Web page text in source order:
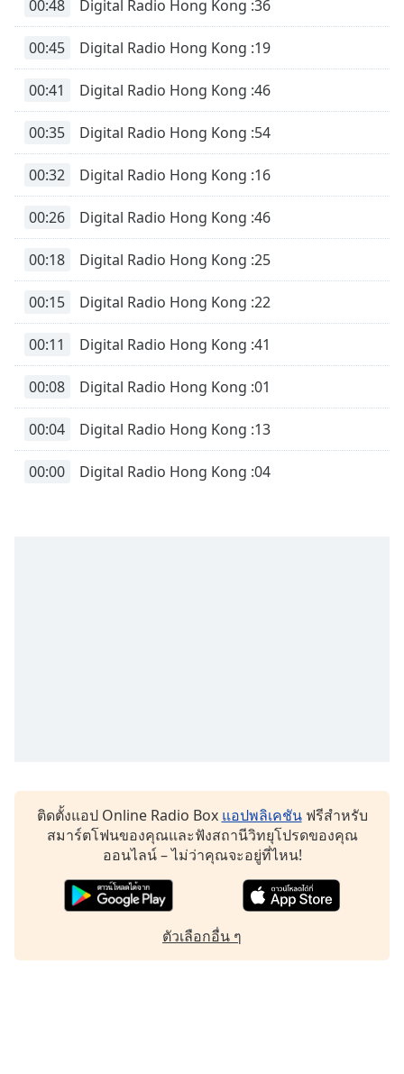
00:48 Digital Radio Hong Kong :36
00:45 Digital Radio Hong Kong :19
00:41 Digital Radio Hong Kong :46
00:35 Digital Radio Hong Kong :54
00:32 Digital Radio Hong Kong :16
00:26 Digital Radio Hong Kong :46
00:18 Digital Radio Hong Kong :25
00:15 Digital Radio Hong Kong :22
00:11 Digital Radio Hong Kong :41
00:08 Digital Radio Hong Kong :01
00:04 Digital Radio Hong Kong :13
00:00 Digital Radio Hong Kong :04
ติดตั้งแอป Online Radio Box แอปพลิเคชันฟรีสำหรับ
สมาร์ตโฟนของคุณและฟังสถานีวิทยุโปรดของคุณ
ออนไลน์ – ไม่ว่าคุณจะอยู่ที่ไหน!
ตัวเลือกอื่น ๆ